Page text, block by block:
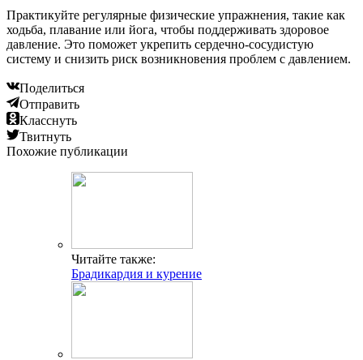
Практикуйте регулярные физические упражнения, такие как
ходьба, плавание или йога, чтобы поддерживать здоровое
давление. Это поможет укрепить сердечно-сосудистую
систему и снизить риск возникновения проблем с давлением.
Поделиться
Отправить
Класснуть
Твитнуть
Похожие публикации
Читайте также:
Брадикардия и курение